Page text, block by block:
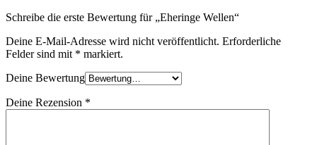
Schreibe die erste Bewertung für „Eheringe Wellen“
Deine E-Mail-Adresse wird nicht veröffentlicht. Erforderliche
Felder sind mit * markiert.
Deine Bewertung
Deine Rezension *